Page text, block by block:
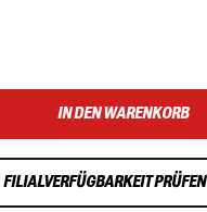
IN DEN WARENKORB
FILIALVERFÜGBARKEIT PRÜFEN